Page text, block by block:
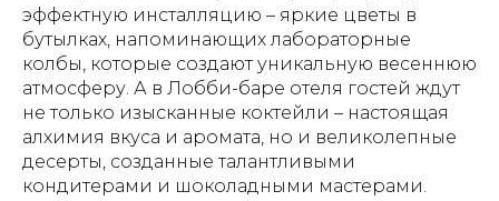
эффектную инсталляцию – яркие цветы в
бутылках, напоминающих лабораторные
колбы, которые создают уникальную весеннюю
атмосферу. А в Лобби-баре отеля гостей ждут
не только изысканные коктейли – настоящая
алхимия вкуса и аромата, но и великолепные
десерты, созданные талантливыми
кондитерами и шоколадными мастерами.